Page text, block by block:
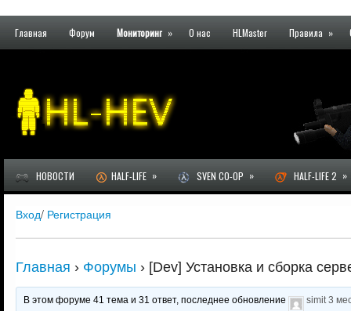
Главная Форум Мониторинг » О нас HLMaster Правила »
НОВОСТИ HALF-LIFE » SVEN CO-OP » HALF-LIFE 2 »
Вход/ Регистрация
Главная › Форумы › [Dev] Установка и сборка
В этом форуме 41 тема и 31 ответ, последнее обновление simit 3